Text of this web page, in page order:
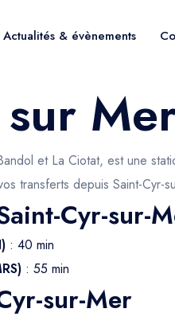
Actualités & évènements
et La Ciotat, est une
transferts depuis Saint-Cyr-
Cyr-sur-
: 40 min
: 55 min
sur-Mer